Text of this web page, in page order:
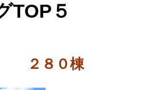
TOP５
２８０棟